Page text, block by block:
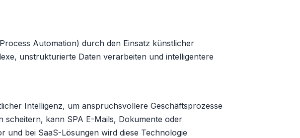
Automation) durch den Einsatz künstlicher
unstrukturierte Daten verarbeiten und intelligentere
Intelligenz, um anspruchsvollere Geschäftsprozesse
kann SPA E-Mails, Dokumente oder
und bei SaaS-Lösungen wird diese Technologie